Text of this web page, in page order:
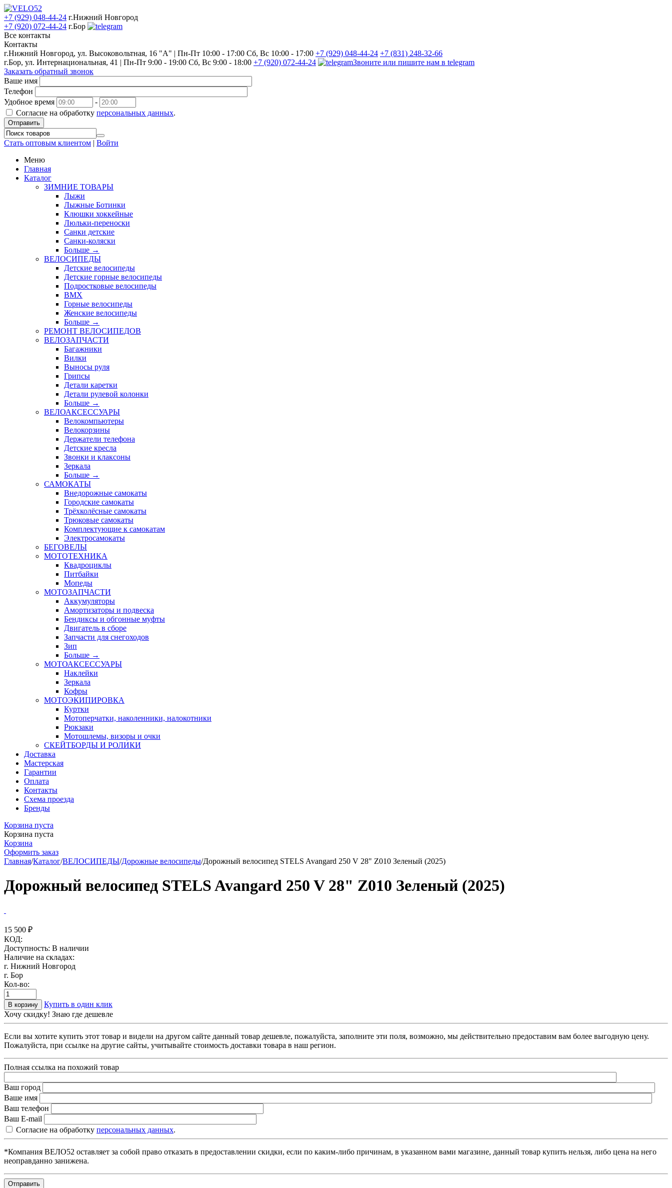
+7 (929) 048-44-24 г.Нижний Новгород
+7 (920) 072-44-24 г.Бор
Все контакты
Контакты
г.Нижний Новгород, ул. Высоковольтная, 16 "А" | Пн-Пт 10:00 - 17:00 Сб, Вс 10:00 - 17:00 +7 (929) 048-44-24 +7 (831) 248-32-66
г.Бор, ул. Интернациональная, 41 | Пн-Пт 9:00 - 19:00 Сб, Вс 9:00 - 18:00 +7 (920) 072-44-24
Звоните или пишите нам в telegram
Заказать обратный звонок
Ваше имя
Телефон
Удобное время
-
Согласие на обработку персональных данных.
Отправить
Стать оптовым клиентом | Войти
Меню
Главная
Каталог
ЗИМНИЕ ТОВАРЫ
Лыжи
Лыжные Ботинки
Клюшки хоккейные
Люльки-переноски
Санки детские
Санки-коляски
Больше →
ВЕЛОСИПЕДЫ
Детские велосипеды
Детские горные велосипеды
Подростковые велосипеды
BMX
Горные велосипеды
Женские велосипеды
Больше →
РЕМОНТ ВЕЛОСИПЕДОВ
ВЕЛОЗАПЧАСТИ
Багажники
Вилки
Выносы руля
Грипсы
Детали каретки
Детали рулевой колонки
Больше →
ВЕЛОАКСЕССУАРЫ
Велокомпьютеры
Велокорзины
Держатели телефона
Детские кресла
Звонки и клаксоны
Зеркала
Больше →
САМОКАТЫ
Внедорожные самокаты
Городские самокаты
Трёхколёсные самокаты
Трюковые самокаты
Комплектующие к самокатам
Электросамокаты
БЕГОВЕЛЫ
МОТОТЕХНИКА
Квадроциклы
Питбайки
Мопеды
МОТОЗАПЧАСТИ
Аккумуляторы
Амортизаторы и подвеска
Бендиксы и обгонные муфты
Двигатель в сборе
Запчасти для снегоходов
Зип
Больше →
МОТОАКСЕССУАРЫ
Наклейки
Зеркала
Кофры
МОТОЭКИПИРОВКА
Куртки
Мотоперчатки, наколенники, налокотники
Рюкзаки
Мотошлемы, визоры и очки
СКЕЙТБОРДЫ И РОЛИКИ
Доставка
Мастерская
Гарантии
Оплата
Контакты
Схема проезда
Бренды
Корзина пуста
Корзина пуста
Корзина
Оформить заказ
Главная/Каталог/ВЕЛОСИПЕДЫ/Дорожные велосипеды/Дорожный велосипед STELS Avangard 250 V 28" Z010 Зеленый (2025)
Дорожный велосипед STELS Avangard 250 V 28" Z010 Зеленый (2025)
15 500 ₽
КОД:
Доступность: В наличии
Наличие на складах:
г. Нижний Новгород
г. Бор
Кол-во:
В корзину
Купить в один клик
Хочу скидку! Знаю где дешевле
Если вы хотите купить этот товар и видели на другом сайте данный товар дешевле, пожалуйста, заполните эти поля, возможно, мы действительно предоставим вам более выгодную цену.
Пожалуйста, при ссылке на другие сайты, учитывайте стоимость доставки товара в наш регион.
Полная ссылка на похожий товар
Ваш город
Ваше имя
Ваш телефон
Ваш E-mail
Согласие на обработку персональных данных.
*Компания ВЕЛО52 оставляет за собой право отказать в предоставлении скидки, если по каким-либо причинам, в указанном вами магазине, данный товар купить нельзя, либо цена на него
неоправданно занижена.
Отправить